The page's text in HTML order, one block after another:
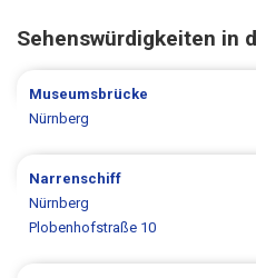
Sehenswürdigkeiten in
Museumsbrücke
Nürnberg
Narrenschiff
Nürnberg
Plobenhofstraße 10